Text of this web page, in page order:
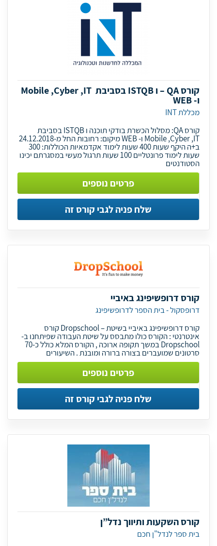
קורס QA – ו ISTQB בסביבת Mobile ,Cyber ,IT
ו- WEB
מכללת INT
קורס QA: מסלול הכשרת בודקי תוכנה ו ISTQB בסביבת
Mobile ,Cyber ,IT ו- WEB מיקום: רחובות החל מ-24.12.2018
ב+ה היקף שעות 400 שעות לימוד אקדמאיות הכוללות: 300
שעות לימוד פרונטליים 100 שעות תרגול מעשי במסגרתם יכינו
הסטודנטים
פרטים נוספים
שלח פניה לגבי קורס זה
קורס דרופשיפינג באיביי
דרופסקול - בית הספר לדרופשיפינג
קורס דרופשיפינג באיביי בשיטת – Dropschool קורס
אינטרנטי : הקורס כולו מתבסס על שיטת העבודה שפיתחנו ב-
Dropschool במשך תקופה ארוכה , הקורס המלא כולל כ-70
סרטונים שמועברים בצורה ברורה ומובנת . השיעורים
פרטים נוספים
שלח פניה לגבי קורס זה
קורס השקעות ותיווך נדל”ן
בית ספר לנדל"ן חכם